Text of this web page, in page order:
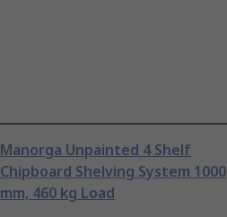
Manorga Unpainted 4 Shelf
Chipboard Shelving System 1000
mm, 460 kg Load